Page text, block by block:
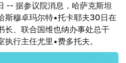
-- 据参议院消息，哈萨克斯坦
斯穆卓玛尔特•托卡耶夫30日在
长、联合国维也纳办事处总干
行主任尤里•费多托夫。